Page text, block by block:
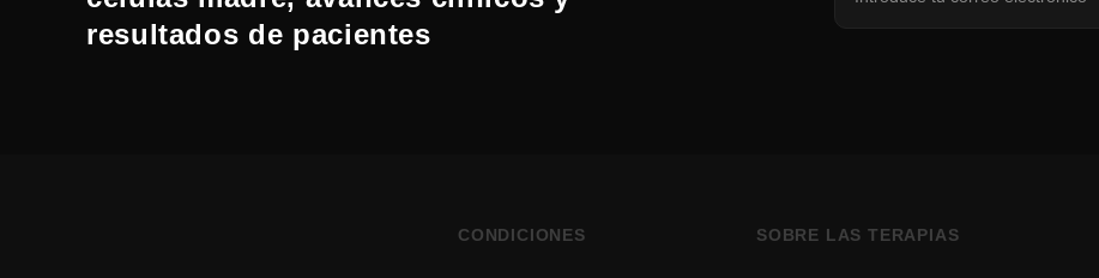
resultados de pacientes
CONDICIONES SOBRE LAS TERAPIAS